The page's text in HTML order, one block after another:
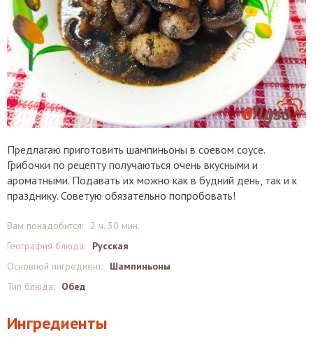
Предлагаю приготовить шампиньоны в соевом соусе.
Грибочки по рецепту получаються очень вкусными и
ароматными. Подавать их можно как в будний день, так и к
празднику. Советую обязательно попробовать!
Вам понадобится:
2 ч. 30 мин.
География блюда:
Русская
Основной ингредиент:
Шампиньоны
Тип блюда:
Обед
Ингредиенты